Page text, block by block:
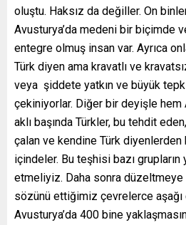
oluştu. Haksız da değiller. On
Avusturya’da medeni bir biçimde
entegre olmuş insan var. Ayrıca
Türk diyen ama kravatlı ve
veya şiddete yatkın ve büyük
çekiniyorlar. Diğer bir deyişle hem
aklı başında Türkler, bu tehdit
çalan ve kendine Türk
içindeler. Bu teşhisi bazı grupların
etmeliyiz. Daha sonra düzeltmeye
sözünü ettiğimiz çevrelerce aşağı
Avusturya’da 400 bine